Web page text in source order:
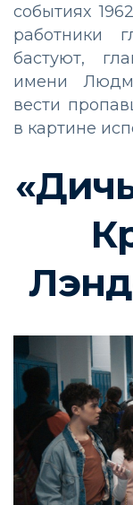
событиях
работники
бастуют,
имени
вести
в картине